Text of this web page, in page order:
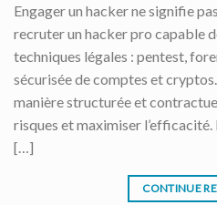
Engager un hacker ne signifie
recruter un hacker pro capable
techniques légales : pentest,
sécurisée de comptes et
manière structurée et
risques et maximiser
[…]
CONTINUE